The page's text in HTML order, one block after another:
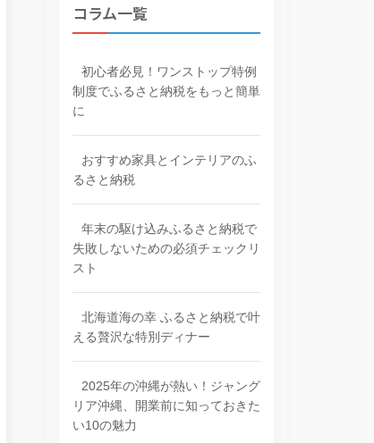
コラム一覧
初心者必見！ワンストップ特例
制度でふるさと納税をもっと簡単
に
おすすめ家具とインテリアのふ
るさと納税
年末の駆け込みふるさと納税で
失敗しないための必須チェックリ
スト
北海道海の幸 ふるさと納税で叶
える贅沢な特別ディナー
2025年の沖縄が熱い！ジャング
リア沖縄、開業前に知っておきた
い10の魅力